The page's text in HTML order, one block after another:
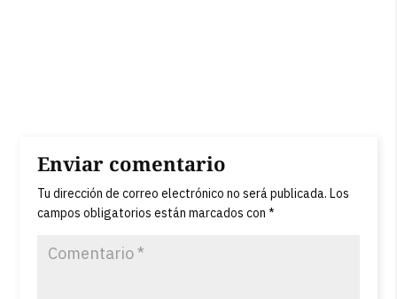
Enviar comentario
Tu dirección de correo electrónico no será publicada. Los
campos obligatorios están marcados con*